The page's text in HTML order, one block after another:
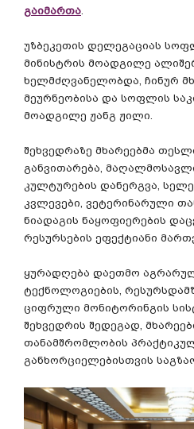
გაიმართა
უზბეკეთის დელეგაციას
მინისტრის მოადგილე
ხელმძღვანელობდა ჩინურ
მეურნეობისა და სოფლის
მოადგილე ჟანგ ჟილი
შეხვედრაზე მხარეებმა
განვითარება
კულტურების დანერგვა
კვლევები ვეტერინარული
ნიადაგის ნაყოფიერების
რესურსების ეფექტიანი
ყურადღება დაეთმო
ტექნოლოგიების
ციფრული მონიტორინგის
შეხვედრის შედეგად
თანამშრომლობის
განხორციელებისთვის